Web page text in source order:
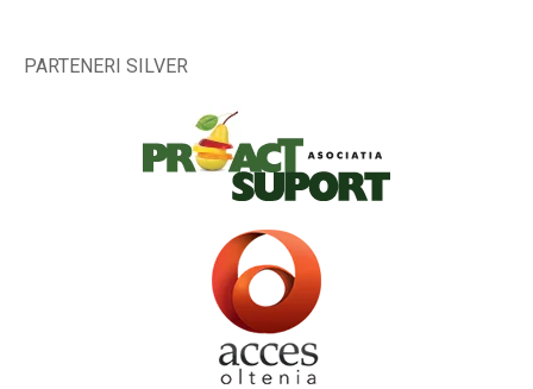
PARTENERI SILVER